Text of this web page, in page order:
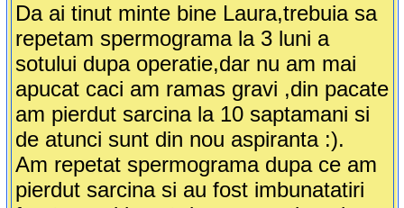
Da ai tinut minte bine Laura,trebuia sa
repetam spermograma la 3 luni a
sotului dupa operatie,dar nu am mai
apucat caci am ramas gravi ,din pacate
am pierdut sarcina la 10 saptamani si
de atunci sunt din nou aspiranta :).
Am repetat spermograma dupa ce am
pierdut sarcina si au fost imbunatatiri